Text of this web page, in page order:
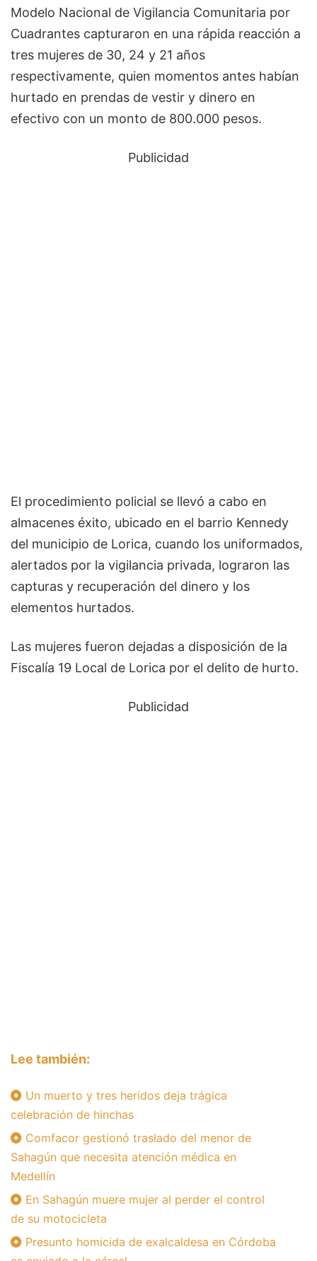
Modelo Nacional de Vigilancia Comunitaria por
Cuadrantes capturaron en una rápida reacción a
tres mujeres de 30, 24 y 21 años
respectivamente, quien momentos antes habían
hurtado en prendas de vestir y dinero en
efectivo con un monto de 800.000 pesos.
Publicidad
El procedimiento policial se llevó a cabo en
almacenes éxito, ubicado en el barrio Kennedy
del municipio de Lorica, cuando los uniformados,
alertados por la vigilancia privada, lograron las
capturas y recuperación del dinero y los
elementos hurtados.
Las mujeres fueron dejadas a disposición de la
Fiscalía 19 Local de Lorica por el delito de hurto.
Publicidad
Lee también:
Un muerto y tres heridos deja trágica
celebración de hinchas
Comfacor gestionó traslado del menor de
Sahagún que necesita atención médica en
Medellín
En Sahagún muere mujer al perder el control
de su motocicleta
Presunto homicida de exalcaldesa en Córdoba